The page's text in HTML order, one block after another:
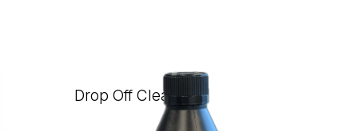
Drop Off Cleaner